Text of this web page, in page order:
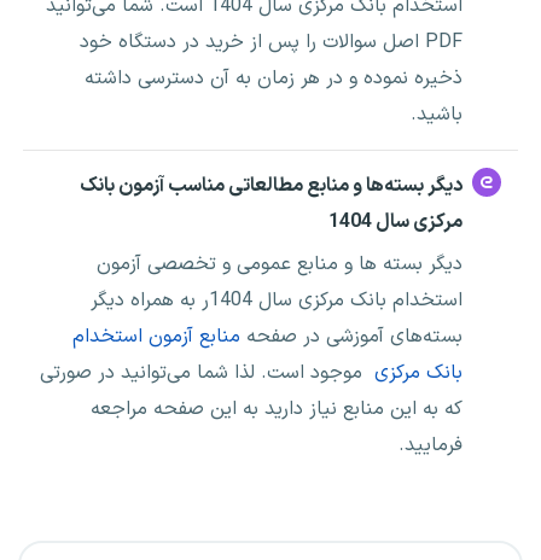
استخدام بانک مرکزی سال 1404 است. شما می‌توانید
PDF اصل سوالات را پس از خرید در دستگاه خود
ذخیره نموده و در هر زمان به آن دسترسی داشته
باشید.
دیگر بسته‌ها و منابع مطالعاتی مناسب آزمون بانک
مرکزی سال 1404
دیگر بسته ها و منابع عمومی و تخصصی آزمون
استخدام بانک مرکزی سال 1404ر به همراه دیگر
بسته‌های آموزشی در صفحه منابع آزمون استخدام
بانک مرکزی موجود است. لذا شما می‌توانید در صورتی
که به این منابع نیاز دارید به این صفحه مراجعه
فرمایید.